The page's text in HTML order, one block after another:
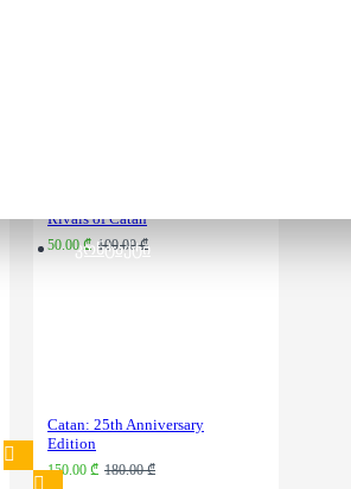
ᲙᲝᲜᲢᲐᲥᲢᲘ
Rivals of Catan
50.00 ₾ 100.00 ₾
Catan: 25th Anniversary
Edition
150.00 ₾ 180.00 ₾